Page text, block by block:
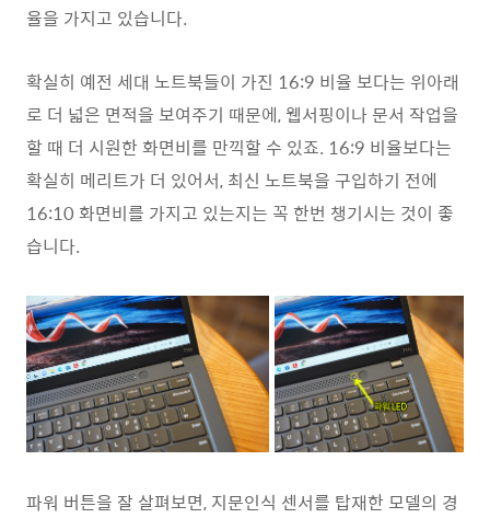
율을 가지고 있습니다.
확실히 예전 세대 노트북들이 가진 16:9 비율 보다는 위아래
로 더 넓은 면적을 보여주기 때문에, 웹서핑이나 문서 작업을
할 때 더 시원한 화면비를 만끽할 수 있죠. 16:9 비율보다는
확실히 메리트가 더 있어서, 최신 노트북을 구입하기 전에
16:10 화면비를 가지고 있는지는 꼭 한번 챙기시는 것이 좋
습니다.
파워 버튼을 잘 살펴보면, 지문인식 센서를 탑재한 모델의 경